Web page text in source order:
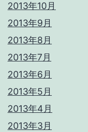
2013年10月
2013年9月
2013年8月
2013年7月
2013年6月
2013年5月
2013年4月
2013年3月